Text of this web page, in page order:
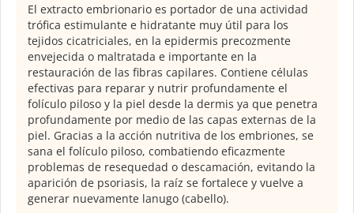
El extracto embrionario es portador de una actividad
trófica estimulante e hidratante muy útil para los
tejidos cicatriciales, en la epidermis precozmente
envejecida o maltratada e importante en la
restauración de las fibras capilares. Contiene células
efectivas para reparar y nutrir profundamente el
folículo piloso y la piel desde la dermis ya que penetra
profundamente por medio de las capas externas de la
piel. Gracias a la acción nutritiva de los embriones, se
sana el folículo piloso, combatiendo eficazmente
problemas de resequedad o descamación, evitando la
aparición de psoriasis, la raíz se fortalece y vuelve a
generar nuevamente lanugo (cabello).